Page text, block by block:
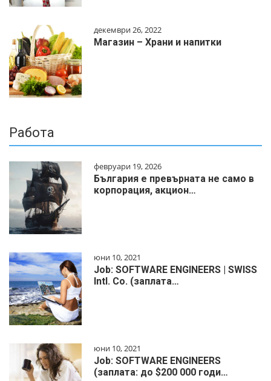
декември 26, 2022
Магазин – Храни и напитки
Работа
февруари 19, 2026
България е превърната не само в
корпорация, акцион…
юни 10, 2021
Job: SOFTWARE ENGINEERS | SWISS
Intl. Co. (заплата…
юни 10, 2021
Job: SOFTWARE ENGINEERS
(заплата: до $200 000 годи…